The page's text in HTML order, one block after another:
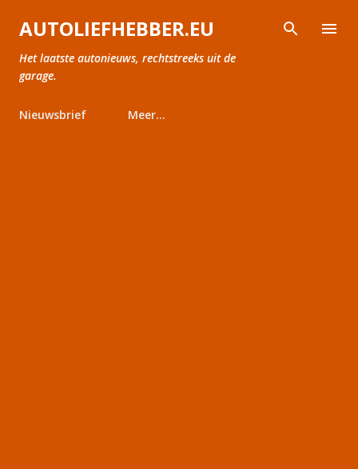
Doorgaan naar hoofdcontent
AUTOLIEFHEBBER.EU
Het laatste autonieuws, rechtstreeks uit de
garage.
Nieuwsbrief Meer…